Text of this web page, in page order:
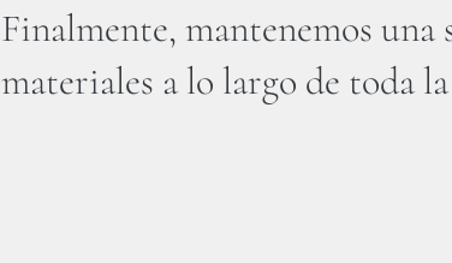
Finalmente, mantenemos
materiales a lo largo de toda